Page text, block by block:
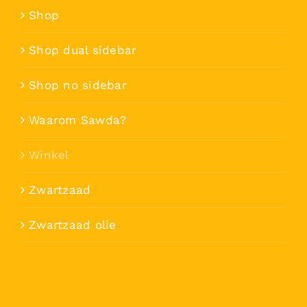
Shop
Shop dual sidebar
Shop no sidebar
Waarom Sawda?
Winkel
Zwartzaad
Zwartzaad olie